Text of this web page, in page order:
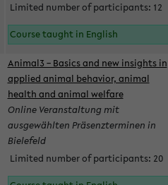
Limited number of participants: 12
Course taught in English
Animal3 – Basics and new insights in
applied animal behavior, animal
health and animal welfare
Online Veranstaltung mit
ausgewählten Präsenzterminen in
Bielefeld
Limited number of participants: 20